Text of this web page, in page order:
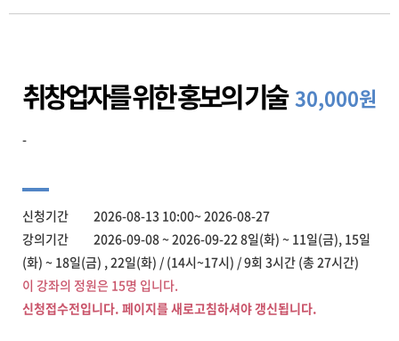
취창업자를 위한 홍보의 기술 30,000원
-
신청기간 2026-08-13 10:00~ 2026-08-27
강의기간 2026-09-08 ~ 2026-09-22 8일(화) ~ 11일(금), 15일
(화) ~ 18일(금) , 22일(화) / (14시~17시) / 9회 3시간 (총 27시간)
이 강좌의 정원은 15명 입니다.
신청접수전입니다. 페이지를 새로고침하셔야 갱신됩니다.